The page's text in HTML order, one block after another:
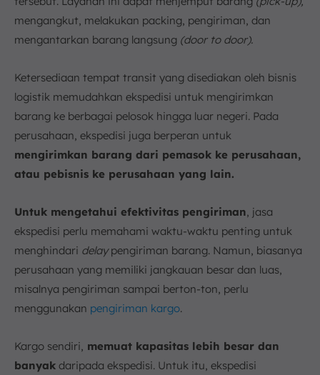
mengangkut, melakukan packing, pengiriman, dan
mengantarkan barang langsung (door to door).
Ketersediaan tempat transit yang disediakan oleh bisnis
logistik memudahkan ekspedisi untuk mengirimkan
barang ke berbagai pelosok hingga luar negeri. Pada
perusahaan, ekspedisi juga berperan untuk
mengirimkan barang dari pemasok ke perusahaan,
atau pebisnis ke perusahaan yang lain.
Untuk mengetahui efektivitas pengiriman, jasa
ekspedisi perlu memahami waktu-waktu penting untuk
menghindari delaypengiriman barang. Namun, biasanya
perusahaan yang memiliki jangkauan besar dan luas,
misalnya pengiriman sampai berton-ton, perlu
menggunakan pengiriman kargo.
Kargo sendiri, memuat kapasitas lebih besar dan
banyak daripada ekspedisi. Untuk itu, ekspedisi